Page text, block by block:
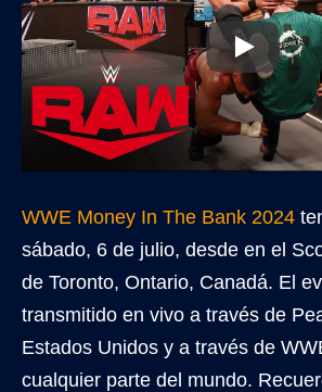
WWE Money In The Bank 2024
sábado, 6 de julio, desde en el
de Toronto, Ontario, Canadá. El
transmitido en vivo a través de
Estados Unidos y a través de
cualquier parte del mundo.